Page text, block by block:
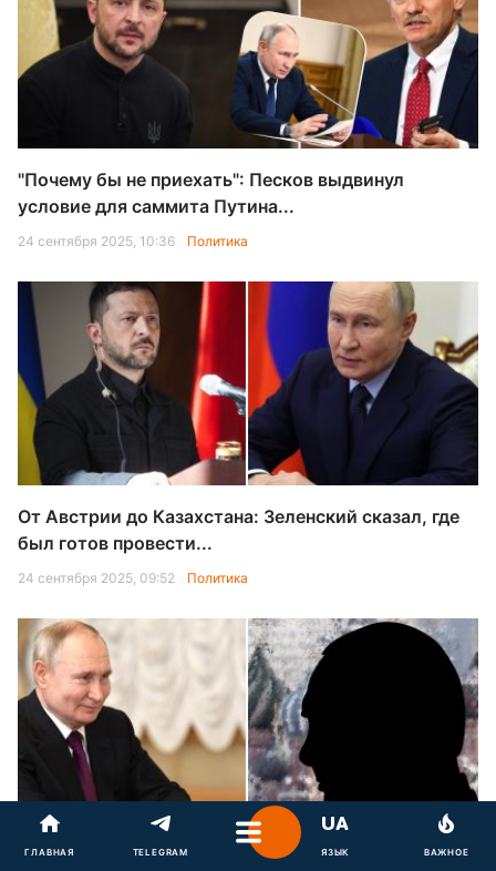
"Почему бы не приехать": Песков выдвинул
условие для саммита Путина...
24 сентября 2025, 10:36 Политика
От Австрии до Казахстана: Зеленский сказал, где
был готов провести...
24 сентября 2025, 09:52 Политика
Преемник Путина: названа неожиданное имя и
ГЛАВНАЯ TELEGRAM ЯЗЫК ВАЖНОЕ